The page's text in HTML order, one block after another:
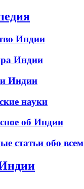
Индии
Индии
Индии
науки
об Индии
статьи обо всем